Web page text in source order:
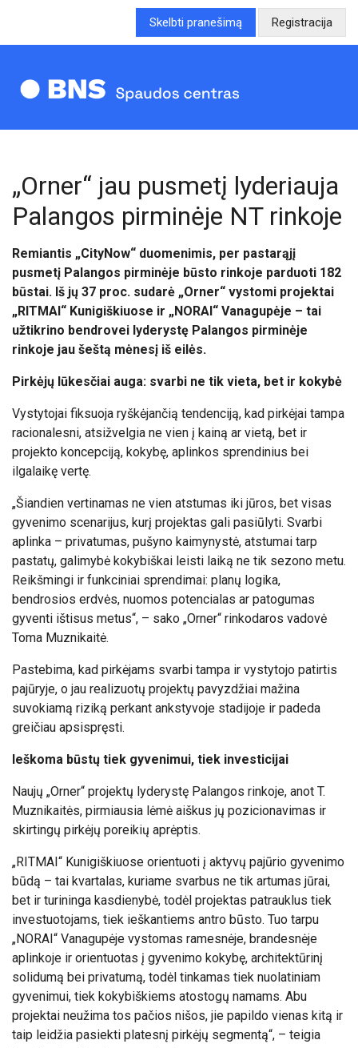
Skelbti pranešimą Registracija
„Orner“ jau pusmetį lyderiauja
Palangos pirminėje NT rinkoje
Remiantis „CityNow“ duomenimis, per pastarąjį
pusmetį Palangos pirminėje būsto rinkoje parduoti 182
būstai. Iš jų 37 proc. sudarė „Orner“ vystomi projektai
„RITMAI“ Kunigiškiuose ir „NORAI“ Vanagupėje – tai
užtikrino bendrovei lyderystę Palangos pirminėje
rinkoje jau šeštą mėnesį iš eilės.
Pirkėjų lūkesčiai auga: svarbi ne tik vieta, bet ir kokybė
Vystytojai fiksuoja ryškėjančią tendenciją, kad pirkėjai tampa
racionalesni, atsižvelgia ne vien į kainą ar vietą, bet ir
projekto koncepciją, kokybę, aplinkos sprendinius bei
ilgalaikę vertę.
„Šiandien vertinamas ne vien atstumas iki jūros, bet visas
gyvenimo scenarijus, kurį projektas gali pasiūlyti. Svarbi
aplinka – privatumas, pušyno kaimynystė, atstumai tarp
pastatų, galimybė kokybiškai leisti laiką ne tik sezono metu.
Reikšmingi ir funkciniai sprendimai: planų logika,
bendrosios erdvės, nuomos potencialas ar patogumas
gyventi ištisus metus“, – sako „Orner“ rinkodaros vadovė
Toma Muznikaitė.
Pastebima, kad pirkėjams svarbi tampa ir vystytojo patirtis
pajūryje, o jau realizuotų projektų pavyzdžiai mažina
suvokiamą riziką perkant ankstyvoje stadijoje ir padeda
greičiau apsispręsti.
Ieškoma būstų tiek gyvenimui, tiek investicijai
Naujų „Orner“ projektų lyderystę Palangos rinkoje, anot T.
Muznikaitės, pirmiausia lėmė aiškus jų pozicionavimas ir
skirtingų pirkėjų poreikių aprėptis.
„RITMAI“ Kunigiškiuose orientuoti į aktyvų pajūrio gyvenimo
būdą – tai kvartalas, kuriame svarbus ne tik artumas jūrai,
bet ir turininga kasdienybė, todėl projektas patrauklus tiek
investuotojams, tiek ieškantiems antro būsto. Tuo tarpu
„NORAI“ Vanagupėje vystomas ramesnėje, brandesnėje
aplinkoje ir orientuotas į gyvenimo kokybę, architektūrinį
solidumą bei privatumą, todėl tinkamas tiek nuolatiniam
gyvenimui, tiek kokybiškiems atostogų namams. Abu
projektai neužima tos pačios nišos, jie papildo vienas kitą ir
taip leidžia pasiekti platesnį pirkėjų segmentą“, – teigia